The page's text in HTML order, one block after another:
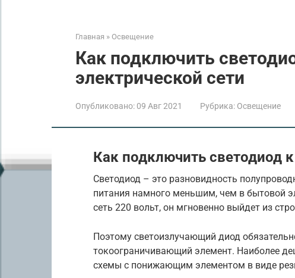
Главная » Освещение
Как подключить
электрической сети
Опубликовано: 09 Авг 2021 Рубрика: Освещение
Как подключить светодиод
Светодиод – это разновидность
питания намного меньшим, чем в бытовой
сеть 220 вольт, он мгновенно выйдет из
Поэтому светоизлучающий диод
токоограничивающий элемент. Наиболее
схемы с понижающим элементом в виде